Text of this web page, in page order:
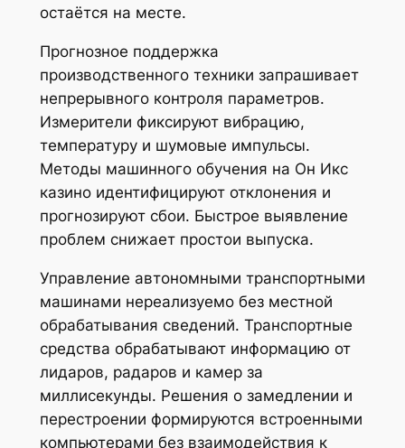
остаётся на месте.
Прогнозное поддержка
производственного техники запрашивает
непрерывного контроля параметров.
Измерители фиксируют вибрацию,
температуру и шумовые импульсы.
Методы машинного обучения на Он Икс
казино идентифицируют отклонения и
прогнозируют сбои. Быстрое выявление
проблем снижает простои выпуска.
Управление автономными транспортными
машинами нереализуемо без местной
обрабатывания сведений. Транспортные
средства обрабатывают информацию от
лидаров, радаров и камер за
миллисекунды. Решения о замедлении и
перестроении формируются встроенными
компьютерами без взаимодействия к